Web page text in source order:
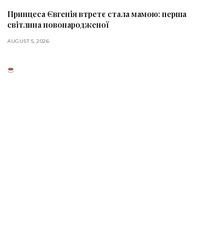
Принцеса Євгенія втретє стала мамою: перша
світлина новонародженої
AUGUST 5, 2026